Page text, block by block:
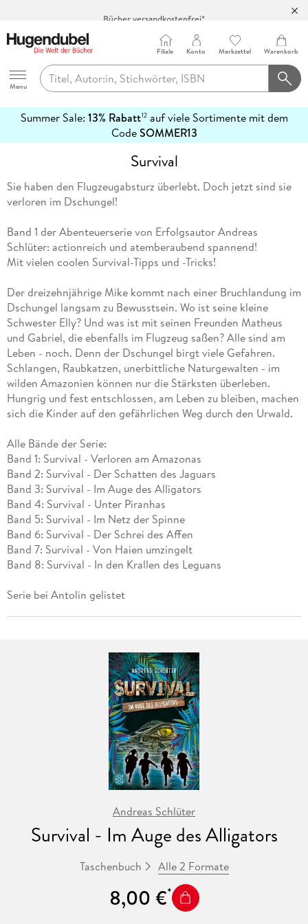
Abholung in über 100 Filialen
Hugendubel
Menu
Filiale Konto Merkzettel Warenkorb
Summer Sale: 13% Rabatt12auf viele Sortimente mit dem
CodeSOMMER13
erfahren
Survival
Sie haben den Flugzeugabsturz überlebt. Doch jetzt sind sie
verloren im Dschungel!
Band 1 der Abenteuerserie von Erfolgsautor Andreas
Schlüter: actionreich und atemberaubend spannend!
Mit vielen coolen Survival-Tipps und -Tricks!
Der dreizehnjährige Mike kommt nach einer Bruchlandung im
Dschungel langsam zu Bewusstsein. Wo ist seine kleine
Schwester Elly? Und was ist mit seinen Freunden Matheus
und Gabriel, die ebenfalls im Flugzeug saßen? Alle sind am
Leben - noch. Denn der Dschungel birgt viele Gefahren.
Schlangen, Raubkatzen, unerbittliche Naturgewalten - im
wilden Amazonien können nur die Stärksten überleben.
Hungrig und fest entschlossen, am Leben zu bleiben, machen
sich die Kinder auf den gefährlichen Weg durch den Urwald.
Alle Bände der Serie:
Band 1: Survival - Verloren am Amazonas
Band 2: Survival - Der Schatten des Jaguars
Band 3: Survival - Im Auge des Alligators
Band 4: Survival - Unter Piranhas
Band 5: Survival - Im Netz der Spinne
Band 6: Survival - Der Schrei des Affen
Band 7: Survival - Von Haien umzingelt
Band 8: Survival - In den Krallen des Leguans
Serie bei Antolin gelistet
Andreas Schlüter
Survival - Im Auge des Alligators
Taschenbuch Alle 2 Formate
8,00 €